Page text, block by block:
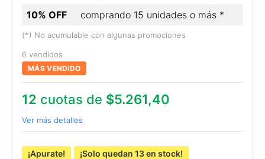
10% OFF
comprando 15 unidades o más *
(*) No acumulable con algunas promociones
6 vendidos
MÁS VENDIDO
12 cuotas de $5.261,40
Ver más detalles
¡Apurate! ¡Solo quedan 13en stock!